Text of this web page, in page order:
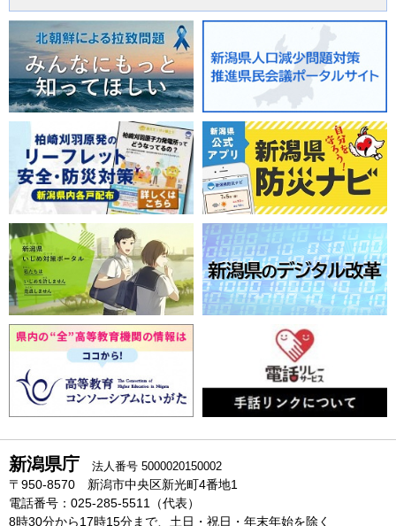
新潟県庁 法人番号 5000020150002
〒950-8570 新潟市中央区新光町4番地1
電話番号：025-285-5511（代表）
8時30分から17時15分まで、土日・祝日・年末年始を除く